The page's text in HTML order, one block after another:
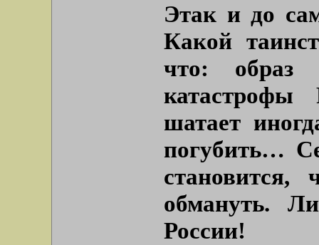
Этак и до
Какой
что: образ
шатает
погубить…
становится,
обмануть.
России!